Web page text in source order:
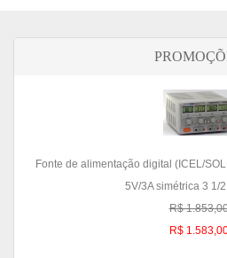
Fonte de alimentação digital (ICEL/
5V/3A simétrica 3 1/
R$
R$